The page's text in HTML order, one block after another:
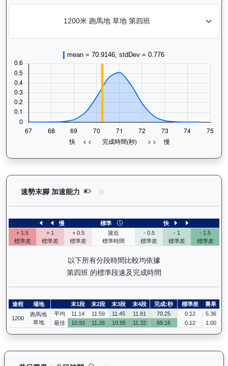
速勢末腳 加速能力 越駿知己（G033）— 速勢末腳加速
慢 標準
快
+ 1.5
標準差
+ 1
標準差
+ 0.5
標準差
接近
標準時間
- 0.5
標準差
- 1
標準差
- 1.5
標準差
以下所有分段時間比較均依據
第四班 的標準段速及完成時間
途程 場地 末1段 末2段 末3段 末4段 完成:秒 標準差 賽果
1200
跑馬地
草地
平均 11.14 11.59 11.45 11.81 70.25 0.12
5.36
最佳
10.93 11.26 10.95 11.32 69.16 0.12 1.00